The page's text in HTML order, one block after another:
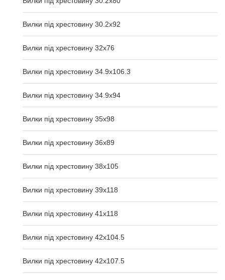
Вилки під хрестовину 30.2x92
Вилки під хрестовину 32x76
Вилки під хрестовину 34.9x106.3
Вилки під хрестовину 34.9x94
Вилки під хрестовину 35x98
Вилки під хрестовину 36x89
Вилки під хрестовину 38x105
Вилки під хрестовину 39x118
Вилки під хрестовину 41x118
Вилки під хрестовину 42x104.5
Вилки під хрестовину 42x107.5